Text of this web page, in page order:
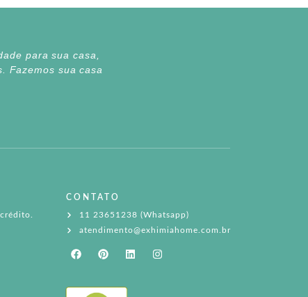
para sua casa,
Fazemos sua casa
CONTATO
11 23651238 (Whatsapp)
atendimento@exhimiahome.com.br